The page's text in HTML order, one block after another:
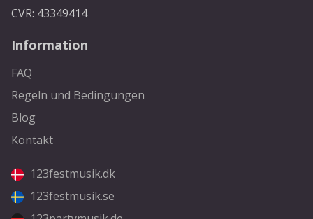
CVR: 43349414
Information
FAQ
Regeln und Bedingungen
Blog
Kontakt
123festmusik.dk
123festmusik.se